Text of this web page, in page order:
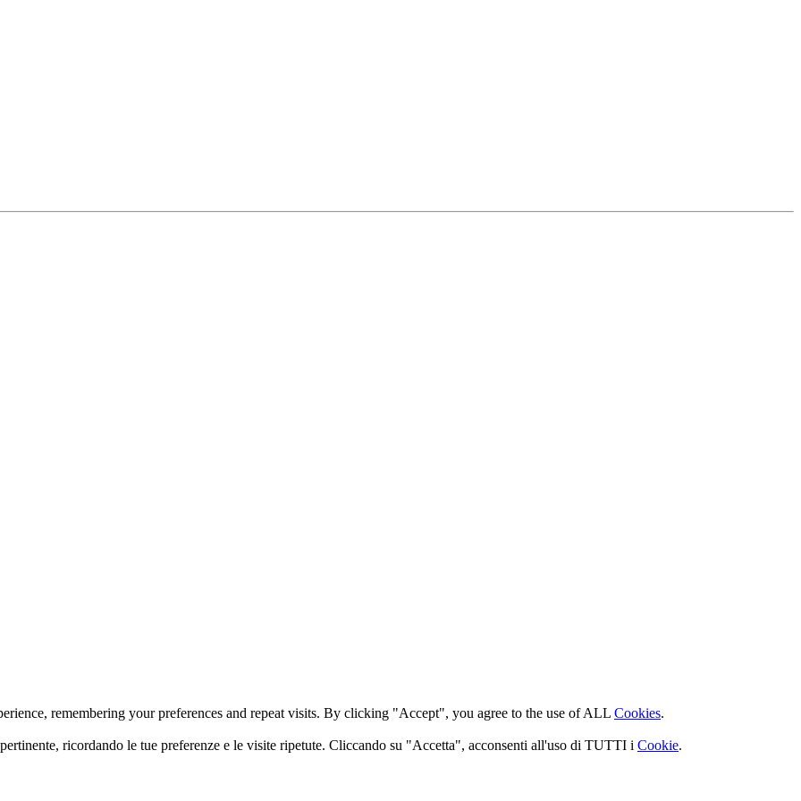
remembering your preferences and repeat visits. By clicking "Accept", you agree to the use of ALL Cookies.
ricordando le tue preferenze e le visite ripetute. Cliccando su "Accetta", acconsenti all'uso di TUTTI i Cookie.